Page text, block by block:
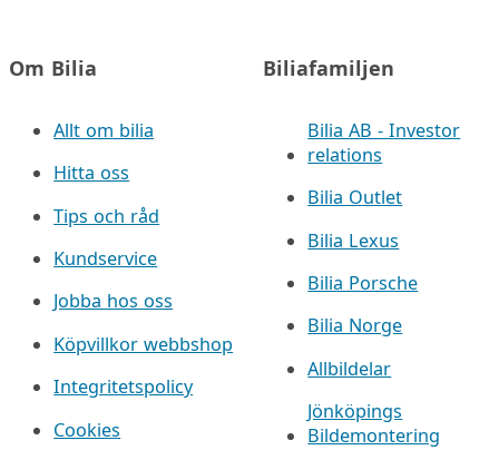
Om Bilia
Allt om bilia
Hitta oss
Tips och råd
Kundservice
Jobba hos oss
Köpvillkor webbshop
Integritetspolicy
Cookies
Biliafamiljen
Bilia AB - Investor
relations
Bilia Outlet
Bilia Lexus
Bilia Porsche
Bilia Norge
Allbildelar
Jönköpings
Bildemontering